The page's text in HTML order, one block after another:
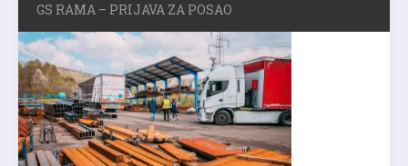
GS RAMA – PRIJAVA ZA POSAO